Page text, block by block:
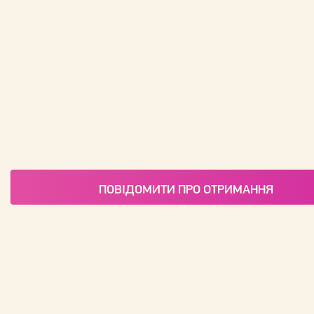
ПОВІДОМИТИ ПРО ОТРИМАННЯ